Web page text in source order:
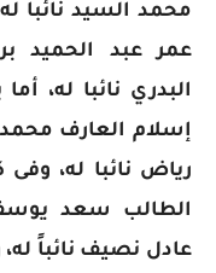
محمد السيد نائبا
عمر عبد الحميد
البدري نائبا له،
إسلام العارف
رياض نائبا له، وفى
الطالب سعد
عادل نصيف نائباً